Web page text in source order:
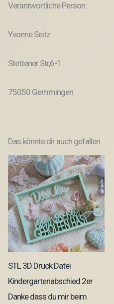
Verantwortliche Person:
Yvonne Seitz
Stettener Str,6-1
75050 Gemmingen
Das könnte dir auch gefallen …
STL 3D Druck Datei
Kindergartenabschied 2er
Danke dass du mir beim